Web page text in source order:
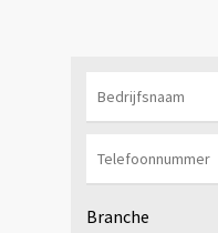
Branche